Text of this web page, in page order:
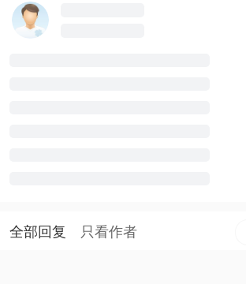
全部回复 只看作者